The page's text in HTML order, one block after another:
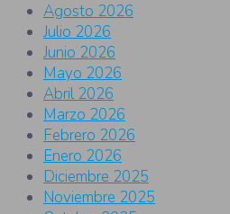
Agosto 2026
Julio 2026
Junio 2026
Mayo 2026
Abril 2026
Marzo 2026
Febrero 2026
Enero 2026
Diciembre 2025
Noviembre 2025